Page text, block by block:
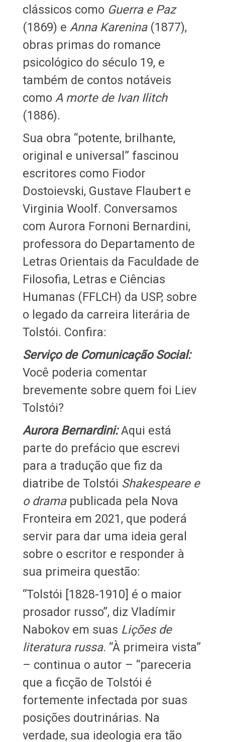
clássicos como Guerra e Paz
(1869) e Anna Karenina (1877),
obras primas do romance
psicológico do século 19, e
também de contos notáveis
como A morte de Ivan Ilitch
(1886).
Sua obra “potente, brilhante,
original e universal” fascinou
escritores como Fiodor
Dostoievski, Gustave Flaubert e
Virginia Woolf. Conversamos
com Aurora Fornoni Bernardini,
professora do Departamento de
Letras Orientais da Faculdade de
Filosofia, Letras e Ciências
Humanas (FFLCH) da USP, sobre
o legado da carreira literária de
Tolstói. Confira:
Serviço de Comunicação Social:
Você poderia comentar
brevemente sobre quem foi Liev
Tolstói?
Aurora Bernardini:Aqui está
parte do prefácio que escrevi
para a tradução que fiz da
diatribe de Tolstói Shakespeare e
o dramapublicada pela Nova
Fronteira em 2021, que poderá
servir para dar uma ideia geral
sobre o escritor e responder à
sua primeira questão:
“Tolstói [1828-1910] é o maior
prosador russo”, diz Vladímir
Nabokov em suas Lições de
literatura russa. “À primeira vista”
– continua o autor – “pareceria
que a ficção de Tolstói é
fortemente infectada por suas
posições doutrinárias. Na
verdade, sua ideologia era tão